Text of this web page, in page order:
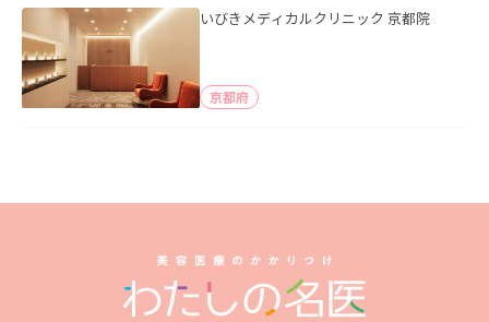
いびきメディカルクリニック 京都院
京都府